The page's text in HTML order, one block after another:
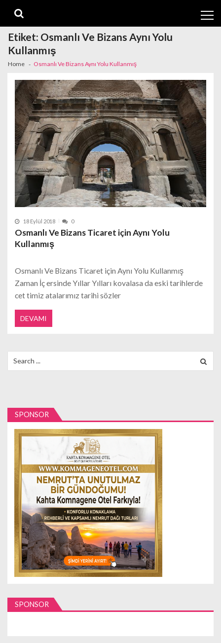
navigation
content
Etiket: Osmanlı Ve Bizans Aynı Yolu
Kullanmış
Home Osmanlı Ve Bizans Aynı Yolu Kullanmış
18 Eylül 2018 0
Osmanlı Ve Bizans Ticaret için Aynı Yolu
Kullanmış
Osmanlı Ve Bizans Ticaret için Aynı Yolu Kullanmış
Zaman İç ersinde Yıllar Yılları kovalasa da eski tarihlerde
cet timiz atalarımız tarihi sözler
DEVAMI
for:
SPONSOR
SPONSOR